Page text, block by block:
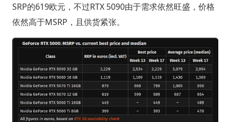
SRP的619欧元，不过RTX 5090由于需求依然旺盛，价格
依然高于MSRP，且供货紧张。